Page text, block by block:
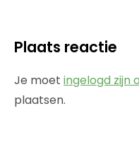
Plaats reactie
Je moet ingelogd zijn
plaatsen.